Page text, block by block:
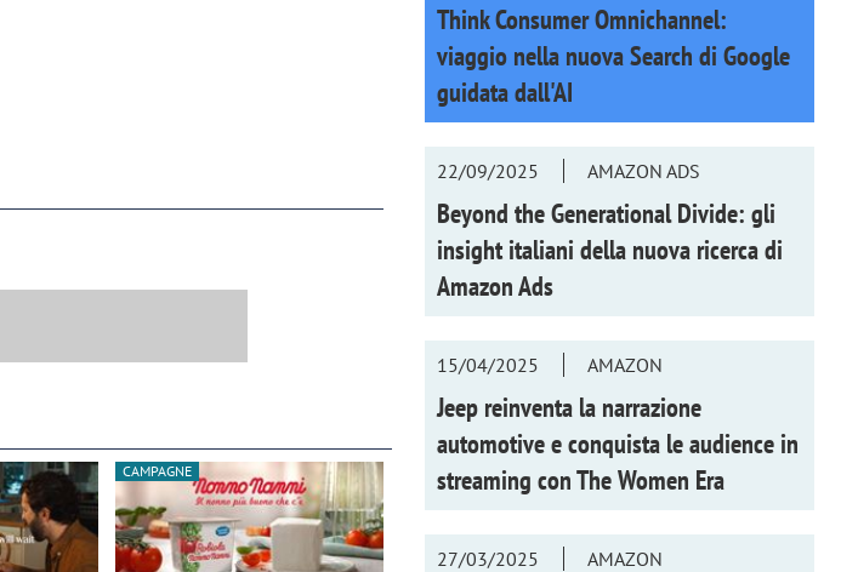
CAMPAGNE
Think Consumer Omnichannel:
viaggio nella nuova Search di Google
guidata dall'AI
22/09/2025 AMAZON ADS
Beyond the Generational Divide: gli
insight italiani della nuova ricerca di
Amazon Ads
15/04/2025 AMAZON
Jeep reinventa la narrazione
automotive e conquista le audience in
streaming conThe Women Era
27/03/2025
AMAZON